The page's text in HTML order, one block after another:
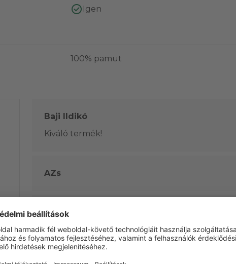
Igen
100% pamut
Baji Ildikó
Kiváló termék!
AZs
Sándorné Annus Zsuzsanna
Rita